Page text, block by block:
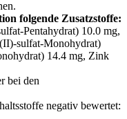
folgende Zusatzstoffe:
Pentahydrat) 10.0 mg,
sulfat-Monohydrat)
14.4 mg, Zink
bei den
negativ bewertet: